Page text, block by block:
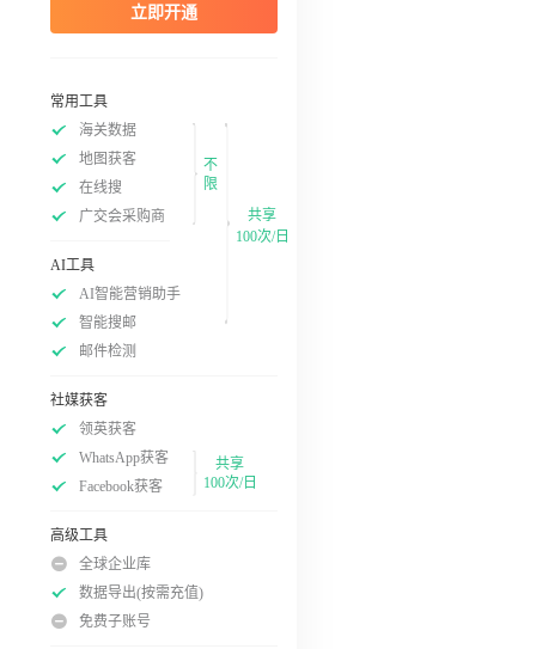
立即开通
常用工具
海关数据
地图获客
在线搜
广交会采购商
不
限
AI工具
AI智能营销助手
智能搜邮
邮件检测
社媒获客
领英获客
WhatsApp获客
Facebook获客
共享
100次/日
高级工具
全球企业库
数据导出(按需充值)
免费子账号
共享
100次/日